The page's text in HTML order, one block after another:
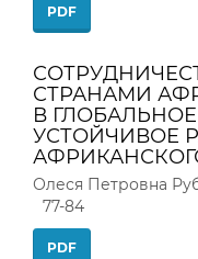
PDF
СТРАНАМИ
В
УСТОЙЧИВОЕ
Олеся Петровна
77-84
PDF